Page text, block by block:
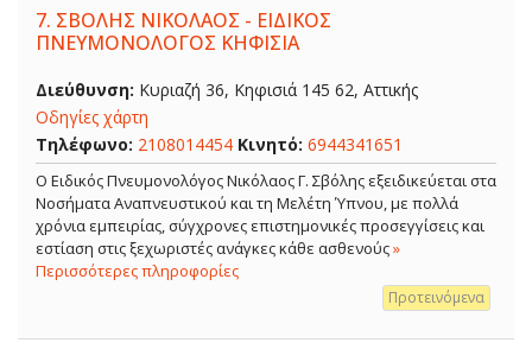
7. ΣΒΟΛΗΣ ΝΙΚΟΛΑΟΣ - ΕΙΔΙΚΟΣ
ΠΝΕΥΜΟΝΟΛΟΓΟΣ ΚΗΦΙΣΙΑ
Διεύθυνση: Κυριαζή 36, Κηφισιά 145 62, Αττικής
Οδηγίες χάρτη
Τηλέφωνο: 2108014454 Κινητό: 6944341651
O Ειδικός Πνευμονολόγος Νικόλαος Γ. Σβόλης εξειδικεύεται στα
Νοσήματα Αναπνευστικού και τη Μελέτη Ύπνου, με πολλά
χρόνια εμπειρίας, σύγχρονες επιστημονικές προσεγγίσεις και
εστίαση στις ξεχωριστές ανάγκες κάθε ασθενούς»
Περισσότερες πληροφορίες
Προτεινόμενα